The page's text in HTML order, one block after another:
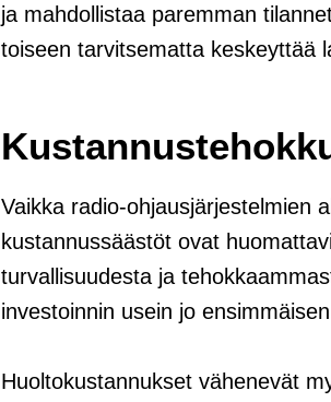
ja mahdollistaa paremman
toiseen tarvitsematta keskeyttää
Vaikka radio-ohjausjärjestelmien
kustannussäästöt ovat
turvallisuudesta ja
investoinnin usein jo
Huoltokustannukset vähenevät